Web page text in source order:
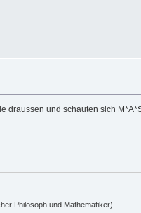
und schauten sich
Philosoph und Mathematiker).